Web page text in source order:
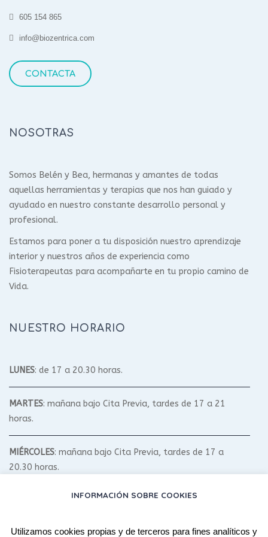
605 154 865
info@biozentrica.com
CONTACTA
NOSOTRAS
Somos Belén y Bea, hermanas y amantes de todas
aquellas herramientas y terapias que nos han guiado y
ayudado en nuestro constante desarrollo personal y
profesional.
Estamos para poner a tu disposición nuestro aprendizaje
interior y nuestros años de experiencia como
Fisioterapeutas para acompañarte en tu propio camino de
Vida.
NUESTRO HORARIO
LUNES: de 17 a 20.30 horas.
MARTES: mañana bajo Cita Previa, tardes de 17 a 21
horas.
MIÉRCOLES: mañana bajo Cita Previa, tardes de 17 a
20.30 horas.
: mañana bajo Cita Previa, tardes de 17 a 20.30
INFORMACIÓN SOBRE COOKIES
Utilizamos cookies propias y de terceros para fines analíticos y